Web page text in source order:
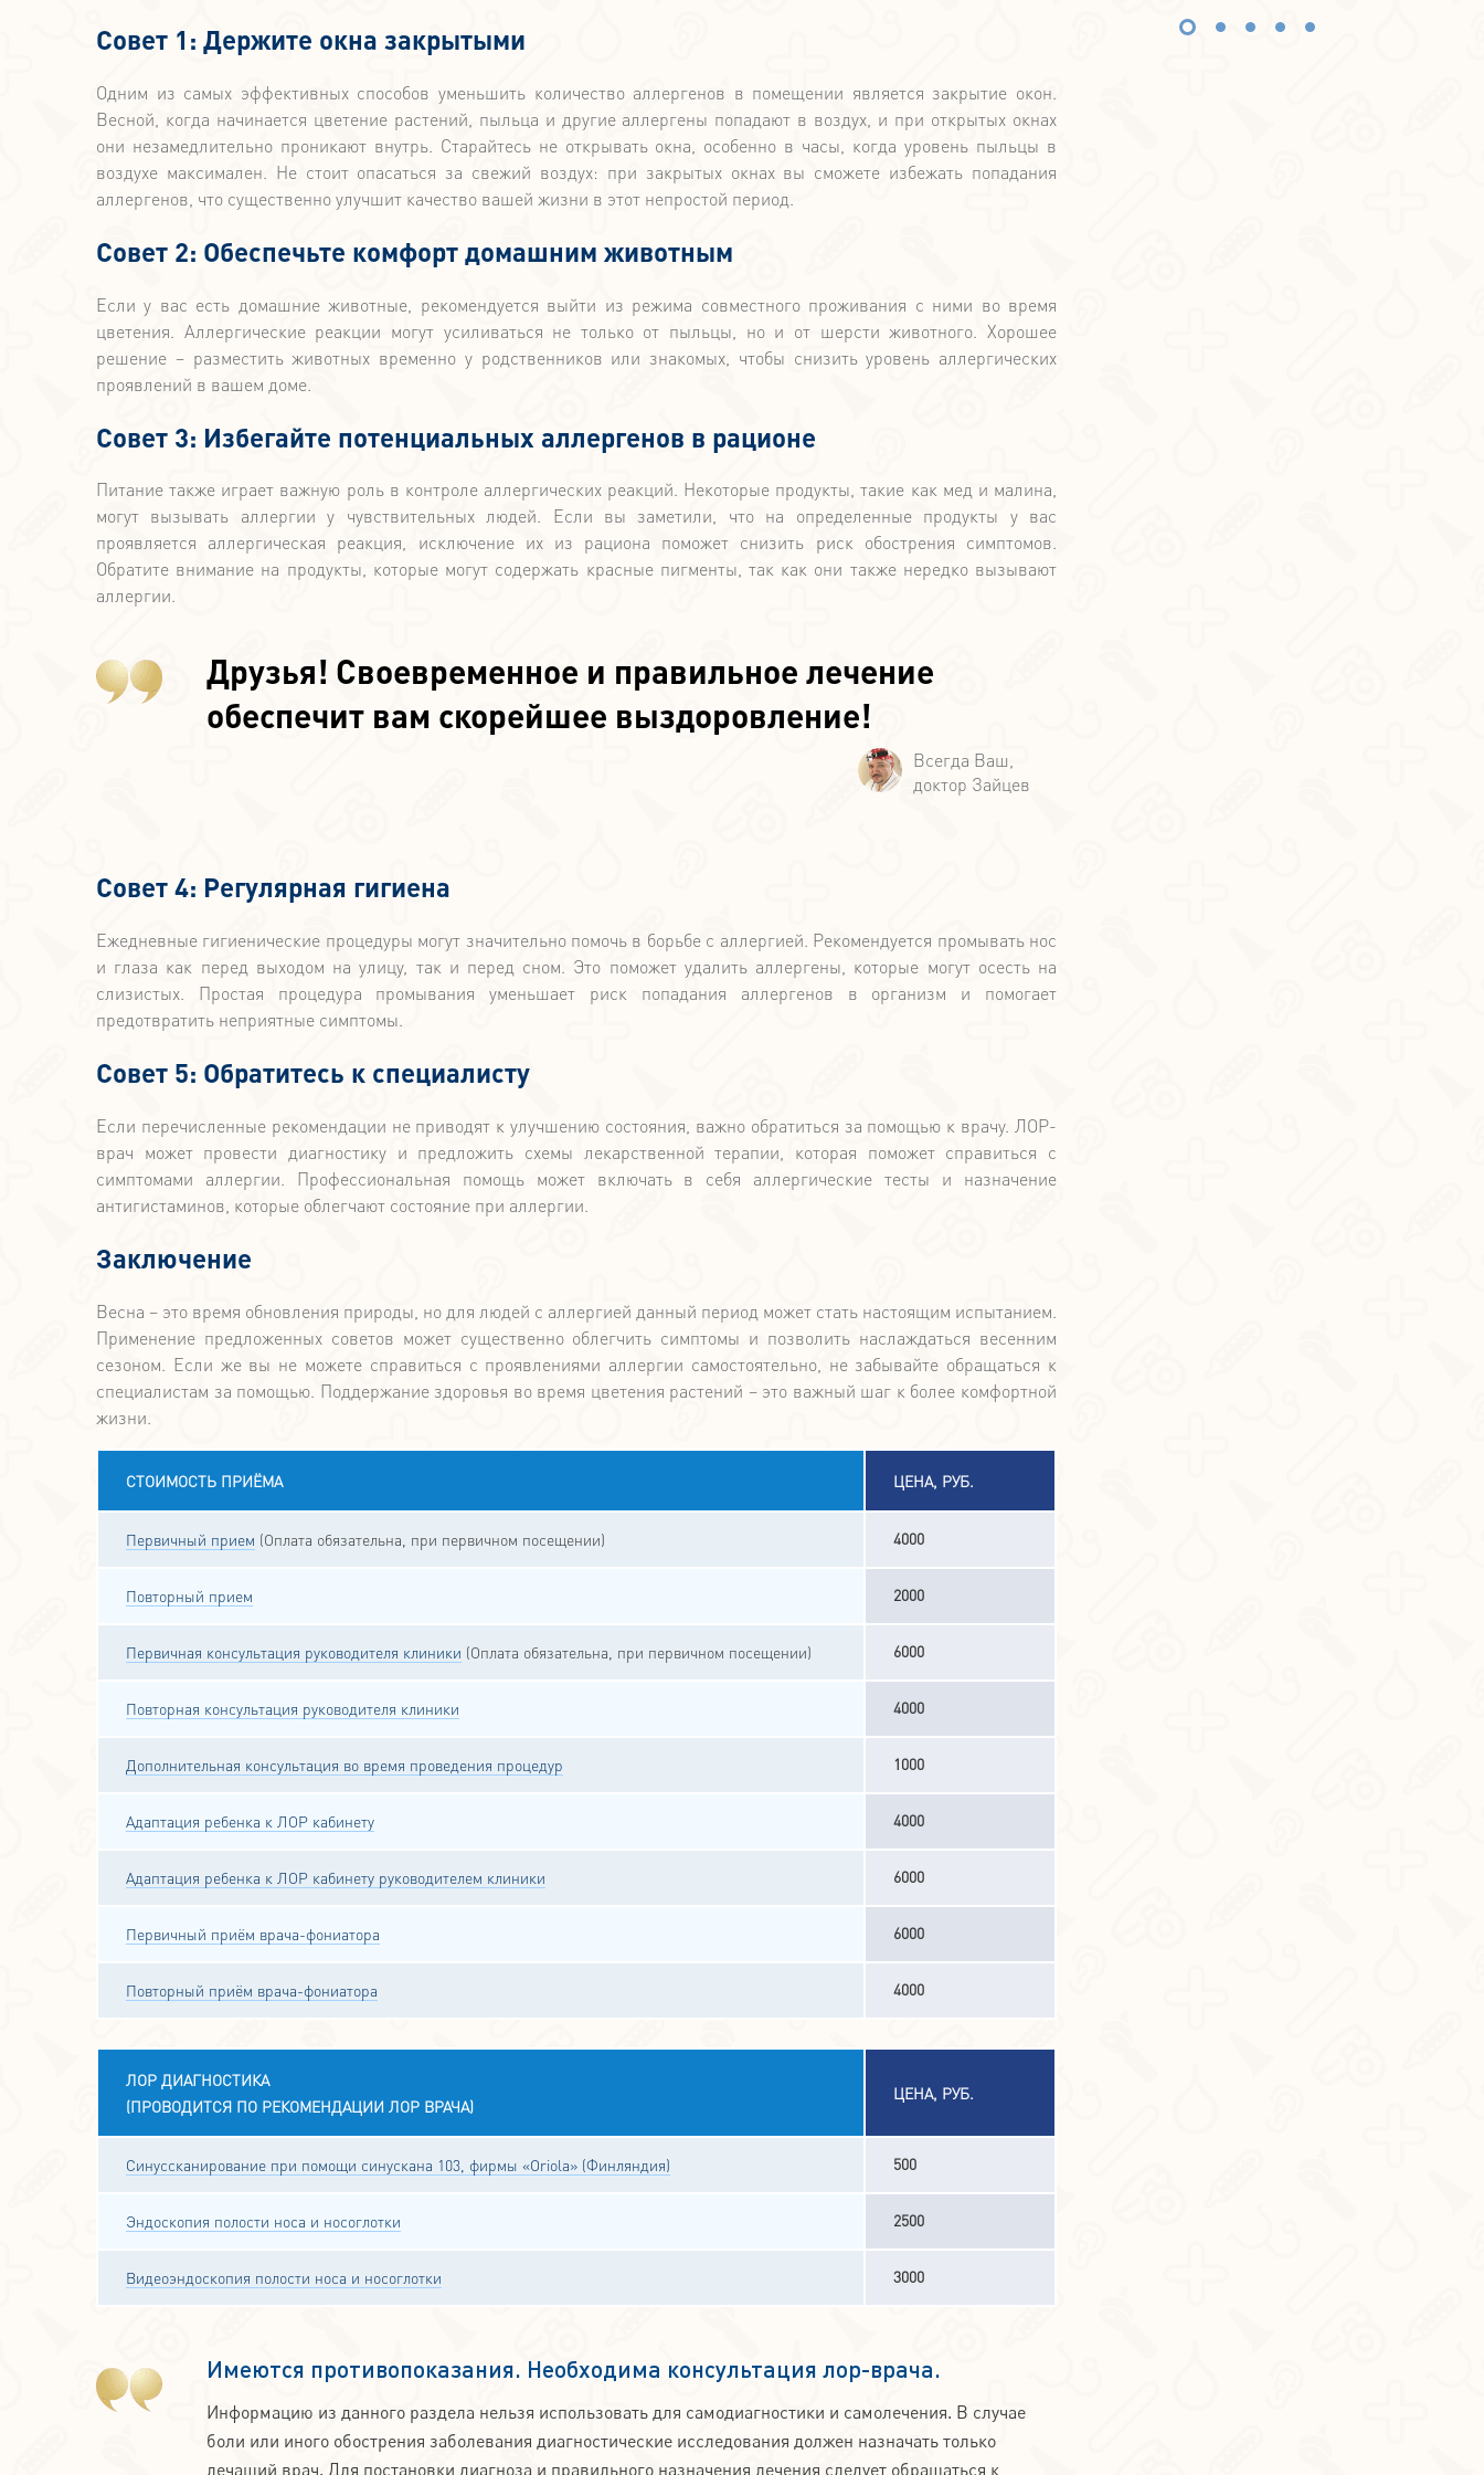
Совет 1: Держите окна закрытыми
Одним из самых эффективных способов уменьшить количество аллергенов в помещении является закрытие окон.
Весной, когда начинается цветение растений, пыльца и другие аллергены попадают в воздух, и при открытых окнах
они незамедлительно проникают внутрь. Старайтесь не открывать окна, особенно в часы, когда уровень пыльцы в
воздухе максимален. Не стоит опасаться за свежий воздух: при закрытых окнах вы сможете избежать попадания
аллергенов, что существенно улучшит качество вашей жизни в этот непростой период.
Совет 2: Обеспечьте комфорт домашним животным
Если у вас есть домашние животные, рекомендуется выйти из режима совместного проживания с ними во время
цветения. Аллергические реакции могут усиливаться не только от пыльцы, но и от шерсти животного. Хорошее
решение – разместить животных временно у родственников или знакомых, чтобы снизить уровень аллергических
проявлений в вашем доме.
Совет 3: Избегайте потенциальных аллергенов в рационе
Питание также играет важную роль в контроле аллергических реакций. Некоторые продукты, такие как мед и малина,
могут вызывать аллергии у чувствительных людей. Если вы заметили, что на определенные продукты у вас
проявляется аллергическая реакция, исключение их из рациона поможет снизить риск обострения симптомов.
Обратите внимание на продукты, которые могут содержать красные пигменты, так как они также нередко вызывают
аллергии.
Друзья! Своевременное и правильное лечение
обеспечит вам скорейшее выздоровление!
Совет 4: Регулярная гигиена
Ежедневные гигиенические процедуры могут значительно помочь в борьбе с аллергией. Рекомендуется промывать нос
и глаза как перед выходом на улицу, так и перед сном. Это поможет удалить аллергены, которые могут осесть на
слизистых. Простая процедура промывания уменьшает риск попадания аллергенов в организм и помогает
предотвратить неприятные симптомы.
Совет 5: Обратитесь к специалисту
Если перечисленные рекомендации не приводят к улучшению состояния, важно обратиться за помощью к врачу. ЛОР-
врач может провести диагностику и предложить схемы лекарственной терапии, которая поможет справиться с
симптомами аллергии. Профессиональная помощь может включать в себя аллергические тесты и назначение
антигистаминов, которые облегчают состояние при аллергии.
Заключение
Весна – это время обновления природы, но для людей с аллергией данный период может стать настоящим испытанием.
Применение предложенных советов может существенно облегчить симптомы и позволить наслаждаться весенним
сезоном. Если же вы не можете справиться с проявлениями аллергии самостоятельно, не забывайте обращаться к
специалистам за помощью. Поддержание здоровья во время цветения растений – это важный шаг к более комфортной
жизни.
СТОИМОСТЬ ПРИЁМА ЦЕНА, РУБ.
Первичный прием (Оплата обязательна, при первичном посещении) 4000
Повторный прием 2000
Первичная консультация руководителя клиники (Оплата обязательна, при первичном посещении) 6000
Повторная консультация руководителя клиники 4000
Дополнительная консультация во время проведения процедур 1000
Адаптация ребенка к ЛОР кабинету 4000
Адаптация ребенка к ЛОР кабинету руководителем клиники 6000
Первичный приём врача-фониатора 6000
Повторный приём врача-фониатора 4000
ЛОР ДИАГНОСТИКА
(ПРОВОДИТСЯ ПО РЕКОМЕНДАЦИИ ЛОР ВРАЧА)
ЦЕНА, РУБ.
Синуссканирование при помощи синускана 103, фирмы «Oriola» (Финляндия) 500
Эндоскопия полости носа и носоглотки 2500
Видеоэндоскопия полости носа и носоглотки 3000
Имеются противопоказания. Необходима консультация лор-врача.
Информацию из данного раздела нельзя использовать для самодиагностики и самолечения. В случае
боли или иного обострения заболевания диагностические исследования должен назначать только
лечащий врач. Для постановки диагноза и правильного назначения лечения следует обращаться к